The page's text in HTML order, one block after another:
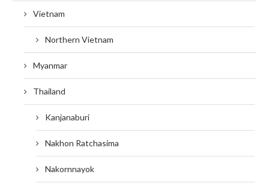
Vietnam
Northern Vietnam
Myanmar
Thailand
Kanjanaburi
Nakhon Ratchasima
Nakornnayok